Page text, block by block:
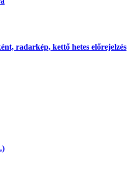
radarkép, kettő hetes előrejelzés